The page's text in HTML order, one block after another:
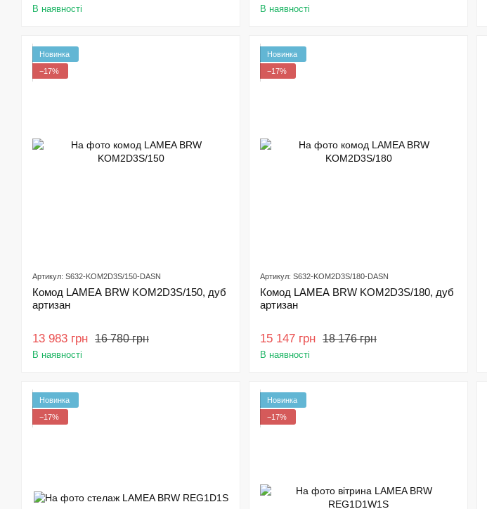
В наявності В наявності
Новинка
−17%
Артикул: S632-KOM2D3S/150-DASN
Комод LAMEA BRW KOM2D3S/150, дуб
артизан
16 780 грн
13 983 грн
В наявності
Новинка
−17%
Артикул: S632-KOM2D3S/180-DASN
Комод LAMEA BRW KOM2D3S/180, дуб
артизан
18 176 грн
15 147 грн
В наявності
Новинка
−17%
Новинка
−17%